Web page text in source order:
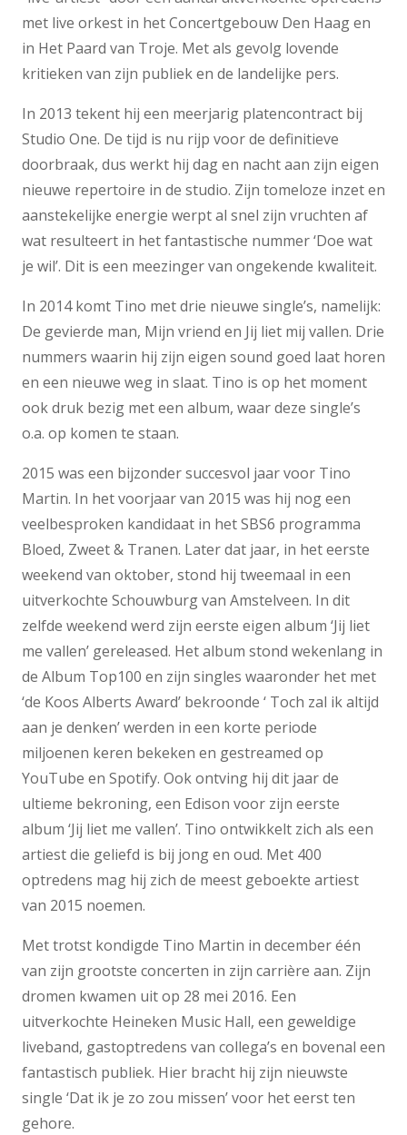
met live orkest in het Concertgebouw Den Haag en
in Het Paard van Troje. Met als gevolg lovende
kritieken van zijn publiek en de landelijke pers.
In 2013 tekent hij een meerjarig platencontract bij
Studio One. De tijd is nu rijp voor de definitieve
doorbraak, dus werkt hij dag en nacht aan zijn eigen
nieuwe repertoire in de studio. Zijn tomeloze inzet en
aanstekelijke energie werpt al snel zijn vruchten af
wat resulteert in het fantastische nummer ‘Doe wat
je wil’. Dit is een meezinger van ongekende kwaliteit.
In 2014 komt Tino met drie nieuwe single’s, namelijk:
De gevierde man, Mijn vriend en Jij liet mij vallen. Drie
nummers waarin hij zijn eigen sound goed laat horen
en een nieuwe weg in slaat. Tino is op het moment
ook druk bezig met een album, waar deze single’s
o.a. op komen te staan.
2015 was een bijzonder succesvol jaar voor Tino
Martin. In het voorjaar van 2015 was hij nog een
veelbesproken kandidaat in het SBS6 programma
Bloed, Zweet & Tranen. Later dat jaar, in het eerste
weekend van oktober, stond hij tweemaal in een
uitverkochte Schouwburg van Amstelveen. In dit
zelfde weekend werd zijn eerste eigen album ‘Jij liet
me vallen’ gereleased. Het album stond wekenlang in
de Album Top100 en zijn singles waaronder het met
‘de Koos Alberts Award’ bekroonde ‘ Toch zal ik altijd
aan je denken’ werden in een korte periode
miljoenen keren bekeken en gestreamed op
YouTube en Spotify. Ook ontving hij dit jaar de
ultieme bekroning, een Edison voor zijn eerste
album ‘Jij liet me vallen’. Tino ontwikkelt zich als een
artiest die geliefd is bij jong en oud. Met 400
optredens mag hij zich de meest geboekte artiest
van 2015 noemen.
Met trotst kondigde Tino Martin in december één
van zijn grootste concerten in zijn carrière aan. Zijn
dromen kwamen uit op 28 mei 2016. Een
uitverkochte Heineken Music Hall, een geweldige
liveband, gastoptredens van collega’s en bovenal een
fantastisch publiek. Hier bracht hij zijn nieuwste
single ‘Dat ik je zo zou missen’ voor het eerst ten
gehore.